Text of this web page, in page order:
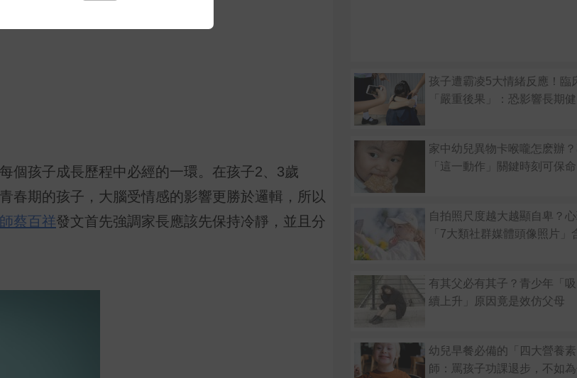
個孩子成長歷程中必經的一環。在孩子2、3歲
春期的孩子，大腦受情感的影響更勝於邏輯，所以
蔡百祥發文首先強調家長應該先保持冷靜，並且分
孩子遭霸凌5大情緒反應！臨
「嚴重後果」：恐影響長期
家中幼兒異物卡喉嚨怎麽辦
「這一動作」關鍵時刻可保命
自拍照尺度越大越顯自卑？
「7大類社群媒體頭像照片」
有其父必有其子？青少年「
續上升」原因竟是效仿父母
幼兒早餐必備的「四大營養
師：罵孩子功課退步，不如